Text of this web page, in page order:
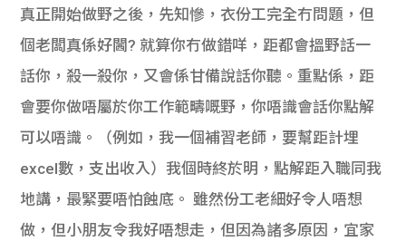
真正開始做野之後，先知慘，衣份工完全冇問題，但
個老闆真係好閪? 就算你冇做錯咩，距都會搵野話一
話你，殺一殺你，又會係甘備說話你聽。重點係，距
會要你做唔屬於你工作範疇嘅野，你唔識會話你點解
可以唔識。（例如，我一個補習老師，要幫距計埋
excel數，支出收入）我個時終於明，點解距入職同我
地講，最緊要唔怕蝕底。 雖然份工老細好令人唔想
做，但小朋友令我好唔想走，但因為諸多原因，宜家